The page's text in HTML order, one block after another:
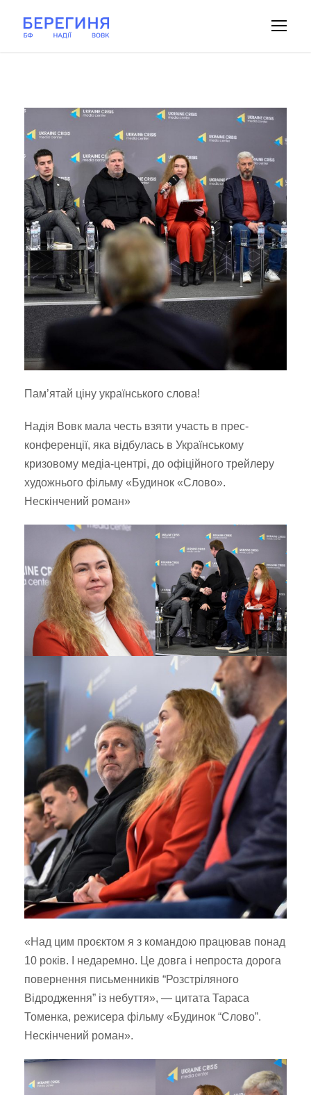
Пам’ятай ціну українського слова!
Надія Вовк мала честь взяти участь в прес-
конференції, яка відбулась в Українському
кризовому медіа-центрі, до офіційного трейлеру
художнього фільму «Будинок «Слово».
Нескінчений роман»
«Над цим проєктом я з командою працював понад
10 років. І недаремно. Це довга і непроста дорога
повернення письменників “Розстріляного
Відродження” із небуття», — цитата Тараса
Томенка, режисера фільму «Будинок “Слово”.
Нескінчений роман».